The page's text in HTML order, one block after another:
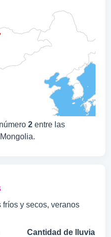
2 entre las
y secos, veranos
Cantidad de lluvia